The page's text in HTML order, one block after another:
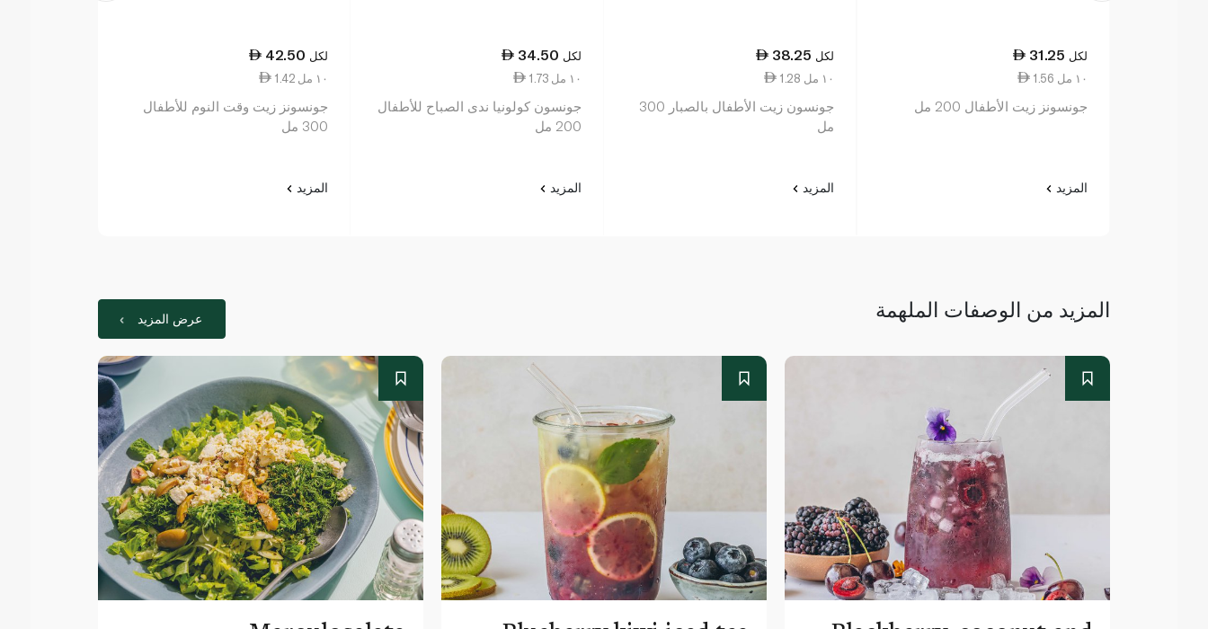
31.25 لكل
1.56 ١٠ مل
جونسونز زيت الأطفال 200 مل
المزيد
38.25 لكل
1.28 ١٠ مل
جونسون زيت الأطفال بالصبار 300
مل
المزيد
34.50 لكل
1.73 ١٠ مل
جونسون كولونيا ندى الصباح للأطفال
200 مل
المزيد
42.50 لكل
1.42 ١٠ مل
جونسونز زيت وقت النوم للأطفال
300 مل
المزيد
المزيد من الوصفات الملهمة عرض المزيد